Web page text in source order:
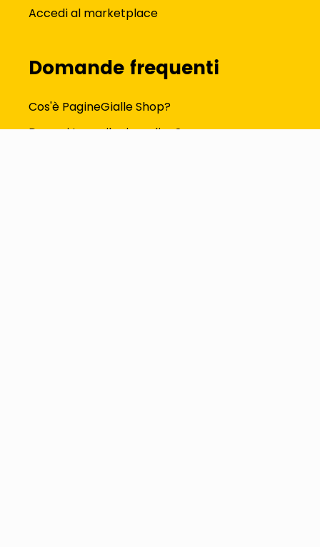
Accedi al marketplace
Domande frequenti
Cos'è PagineGialle Shop?
Dove si trova il mio ordine?